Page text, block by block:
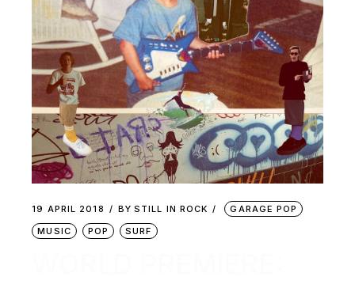
19 APRIL 2018 BY STILL IN ROCK
GARAGE POP
MUSIC
POP SURF